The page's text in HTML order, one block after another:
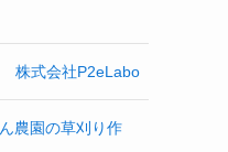
株式会社P2eLabo
農園の草刈り作